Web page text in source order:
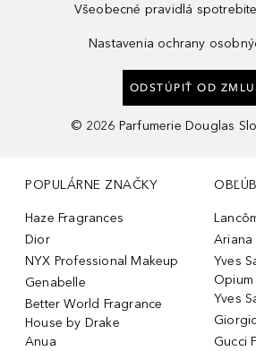
Všeobecné pravidlá
Nastavenia ochrany
ODSTÚPIŤ OD
© 2026 Parfumerie Douglas
POPULÁRNE ZNAČKY
Haze Fragrances
Dior
NYX Professional Makeup
Genabelle
Better World Fragrance
House by Drake
Anua
Ariana
Yves
Opium
Yves
Gucci